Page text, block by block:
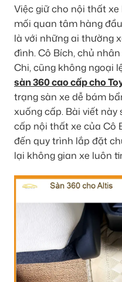
Việc giữ cho nội thất
mối quan tâm hàng
là với những ai thường
đình. Cô Bích, chủ
Chi, cũng không ngoại
sàn 360 cao cấp cho
trạng sàn xe dễ bám
xuống cấp. Bài viết
cấp nội thất xe của Cô
đến quy trình lắp đặt
lại không gian xe luôn